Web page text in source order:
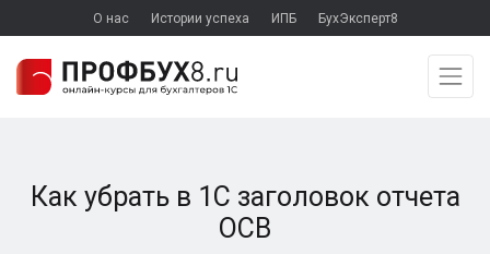
О нас Истории успеха ИПБ БухЭксперт8
Как убрать в 1С заголовок отчета
ОСВ